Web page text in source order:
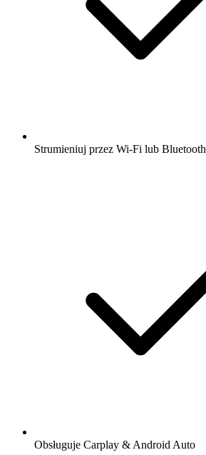
Strumieniuj przez Wi-Fi lub Bluetooth
Obsługuje Carplay & Android Auto